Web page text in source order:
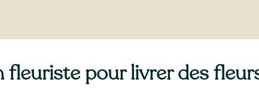
pour livrer des